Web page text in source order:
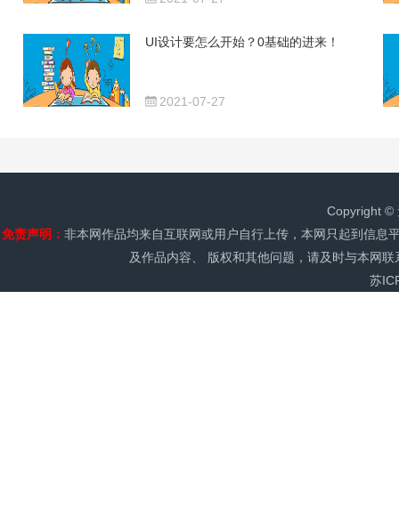
UI设计要怎么开始？0基础的进来！
2021-07-27
Copyright ©
免责声明： 非本网作品均来自互联网或用户自行上传，本网只起到信息
及作品内容、 版权和其他问题，请及时与本网
苏